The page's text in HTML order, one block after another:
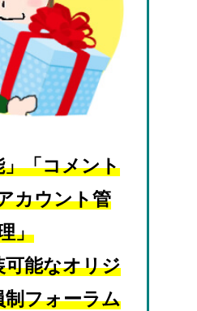
」「コメント
カウント管
」
可能なオリジ
制フォーラム